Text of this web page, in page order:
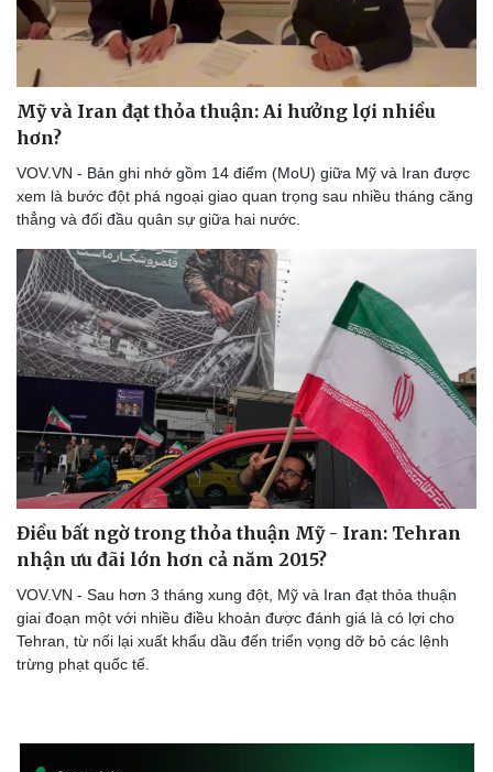
Mỹ và Iran đạt thỏa thuận: Ai hưởng lợi nhiều
hơn?
VOV.VN - Bản ghi nhớ gồm 14 điểm (MoU) giữa Mỹ và Iran được
xem là bước đột phá ngoại giao quan trọng sau nhiều tháng căng
thẳng và đối đầu quân sự giữa hai nước.
Điều bất ngờ trong thỏa thuận Mỹ - Iran: Tehran
nhận ưu đãi lớn hơn cả năm 2015?
VOV.VN - Sau hơn 3 tháng xung đột, Mỹ và Iran đạt thỏa thuận
giai đoạn một với nhiều điều khoản được đánh giá là có lợi cho
Tehran, từ nối lại xuất khẩu dầu đến triển vọng dỡ bỏ các lệnh
trừng phạt quốc tế.